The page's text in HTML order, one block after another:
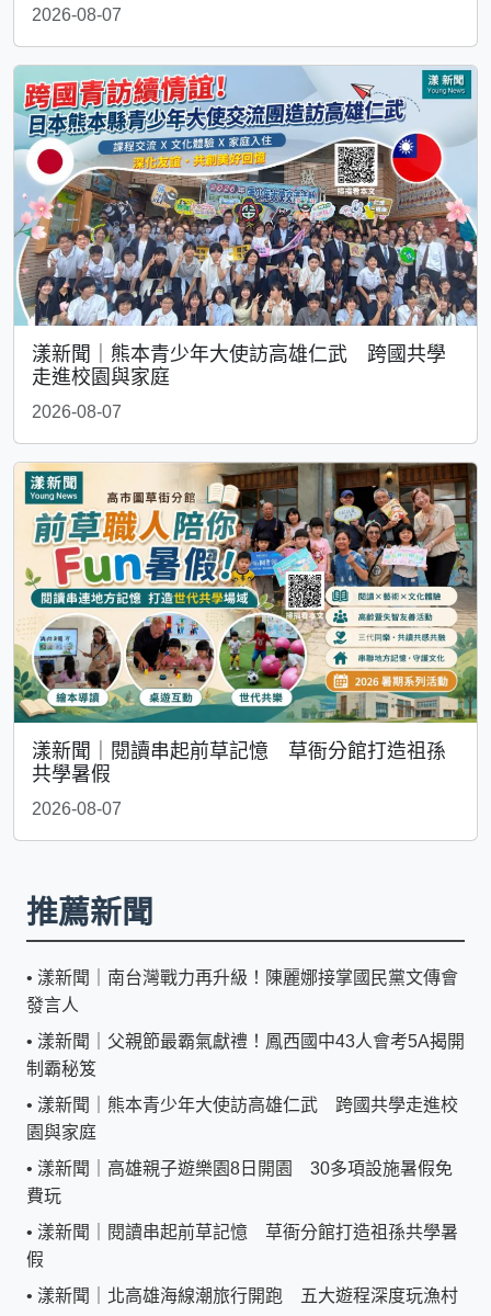
2026-08-07
漾新聞｜熊本青少年大使訪高雄仁武 跨國共學
走進校園與家庭
2026-08-07
漾新聞｜閱讀串起前草記憶 草衙分館打造祖孫
共學暑假
2026-08-07
推薦新聞
• 漾新聞｜南台灣戰力再升級！陳麗娜接掌國民黨文傳會
發言人
• 漾新聞｜父親節最霸氣獻禮！鳳西國中43人會考5A揭開
制霸秘笈
• 漾新聞｜熊本青少年大使訪高雄仁武 跨國共學走進校
園與家庭
• 漾新聞｜高雄親子遊樂園8日開園 30多項設施暑假免
費玩
• 漾新聞｜閱讀串起前草記憶 草衙分館打造祖孫共學暑
假
• 漾新聞｜北高雄海線潮旅行開跑 五大遊程深度玩漁村